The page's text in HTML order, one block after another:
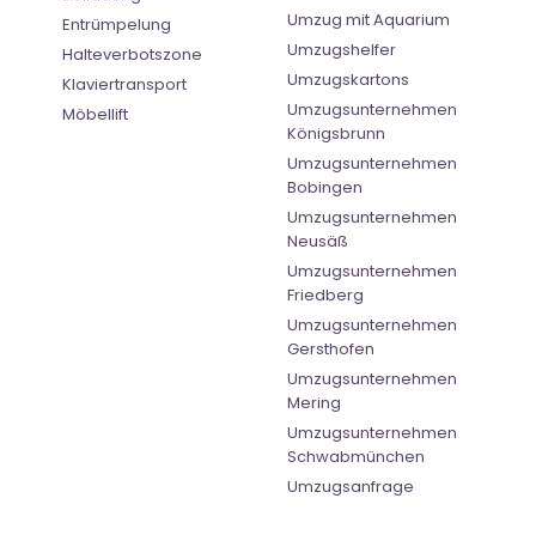
Entrümpelung
Halteverbotszone
Klaviertransport
Möbellift
Umzug mit Aquarium
Umzugshelfer
Umzugskartons
Umzugsunternehmen
Königsbrunn
Umzugsunternehmen
Bobingen
Umzugsunternehmen
Neusäß
Umzugsunternehmen
Friedberg
Umzugsunternehmen
Gersthofen
Umzugsunternehmen
Mering
Umzugsunternehmen
Schwabmünchen
Umzugsanfrage